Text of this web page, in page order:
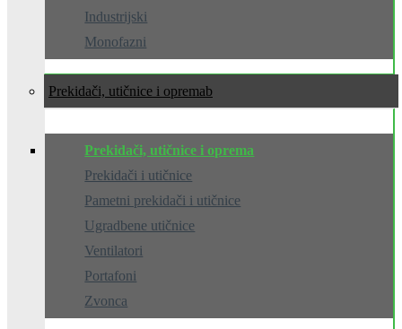
Industrijski
Monofazni
Prekidači, utičnice i oprema
Prekidači, utičnice i oprema
Prekidači i utičnice
Pametni prekidači i utičnice
Ugradbene utičnice
Ventilatori
Portafoni
Zvonca